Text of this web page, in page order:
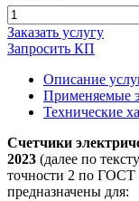
Заказать услугу
Запросить КП
Описание
Применяемые
Технические
Счетчики
2023 (далее по
точности 2 по ГОСТ
предназначены для: